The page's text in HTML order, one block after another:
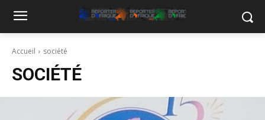
Accueil société
SOCIÉTÉ